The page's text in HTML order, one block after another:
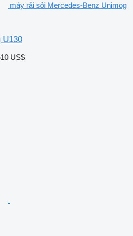
máy rải sỏi Mercedes-Benz Unimog
U130
US$